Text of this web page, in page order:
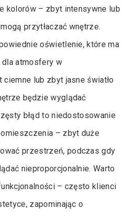
kolorów – zbyt intensywne lub
przytłaczać wnętrze.
oświetlenie, które ma
atmosfery w
lub zbyt jasne światło
będzie wyglądać
błąd to niedostosowanie
– zbyt duże
przestrzeń, podczas gdy
nieproporcjonalnie. Warto
– często klienci
zapominając o